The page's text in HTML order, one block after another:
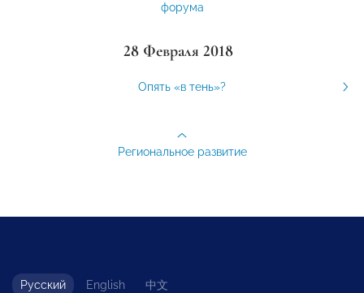
форума
28 Февраля 2018
Опять «в тень»?
Региональное развитие
Русский English 中文